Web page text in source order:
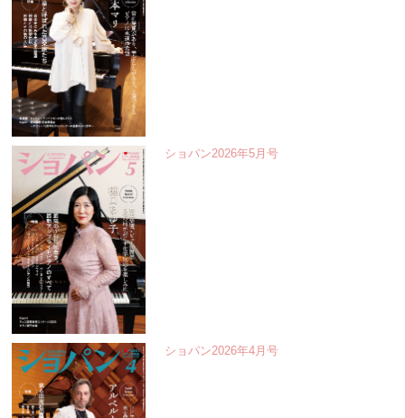
ショパン2026年5月号
ショパン2026年4月号